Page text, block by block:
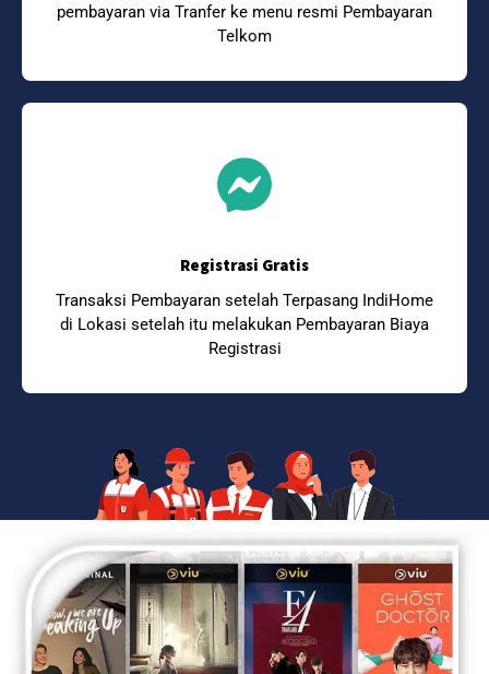
pembayaran via Tranfer ke menu resmi Pembayaran
Telkom
Registrasi Gratis
Transaksi Pembayaran setelah Terpasang IndiHome
di Lokasi setelah itu melakukan Pembayaran Biaya
Registrasi